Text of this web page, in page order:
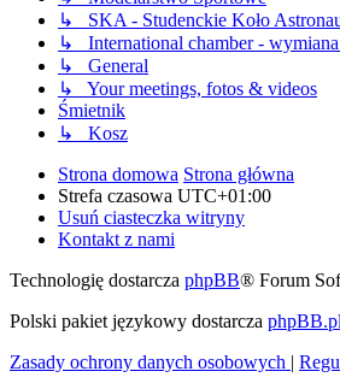
↳ SKA - Studenckie Koło
↳ International chamber -
↳ General
↳ Your meetings, fotos & videos
Śmietnik
↳ Kosz
Strona domowa Strona główna
Strefa czasowa UTC+01:00
Usuń ciasteczka witryny
Kontakt z nami
Technologię dostarcza phpBB® Forum
Polski pakiet językowy dostarcza phpBB.pl
Zasady ochrony danych osobowych |